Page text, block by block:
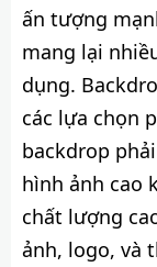
ấn tượng
mang lại
dụng.
các lựa chọn
backdrop
hình ảnh cao
chất lượng
ảnh, logo, và